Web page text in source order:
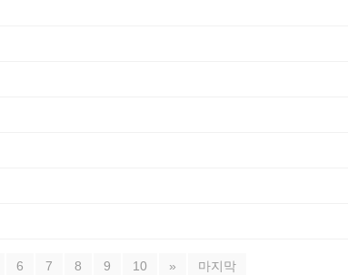
6 7 8 9 10 » 마지막